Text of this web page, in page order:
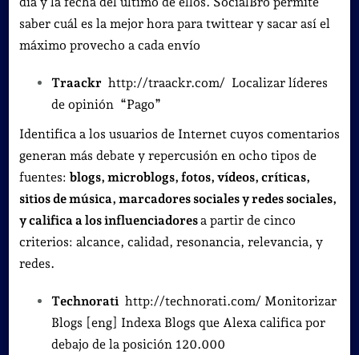
saber cuál es la mejor hora para twittear y sacar así el
máximo provecho a cada envío
Traackrhttp://traackr.com/ Localizar líderes
de opinión “Pago”
Identifica a los usuarios de Internet cuyos comentarios
generan más debate y repercusión en ocho tipos de
fuentes: blogs, microblogs, fotos, vídeos, críticas,
sitios de música, marcadores sociales y redes sociales,
y califica a los influenciadoresa partir de cinco
criterios: alcance, calidad, resonancia, relevancia, y
redes.
Technoratihttp://technorati.com/ Monitorizar
Blogs [eng] Indexa Blogs que Alexa califica por
debajo de la posición 120.000